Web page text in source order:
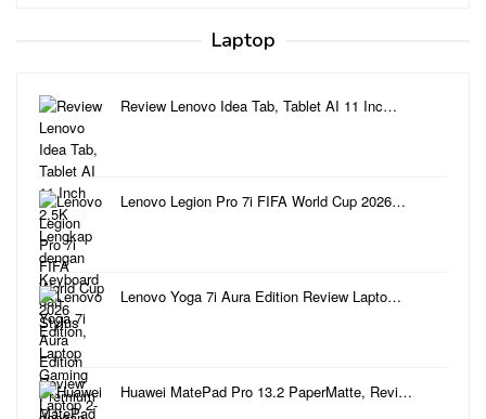
Laptop
Review Lenovo Idea Tab, Tablet AI 11 Inc…
Lenovo Legion Pro 7i FIFA World Cup 2026…
Lenovo Yoga 7i Aura Edition Review Lapto…
Huawei MatePad Pro 13.2 PaperMatte, Revi…